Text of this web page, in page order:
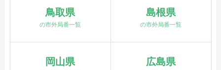
鳥取県
の市外局番一覧
島根県
の市外局番一覧
岡山県 広島県